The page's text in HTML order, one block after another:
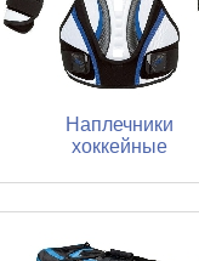
Наплечники
хоккейные